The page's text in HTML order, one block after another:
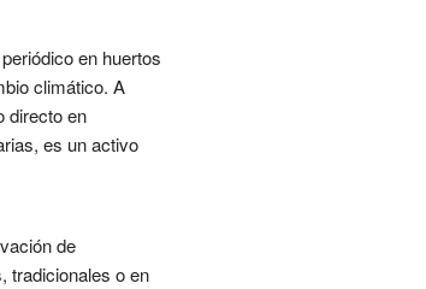
en huertos
climático. A
directo en
es un activo
de
tradicionales o en